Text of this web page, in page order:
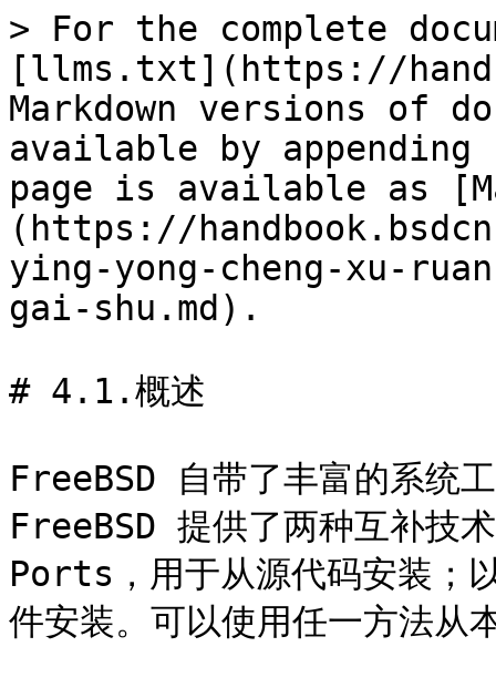
> For the complete
[llms.txt](https://
Markdown versions of
available by
page is available as
(https://
ying-yong-cheng-xu-
gai-shu.md).
# 4.1.概述
FreeBSD 自带了丰富的系统
FreeBSD 提供了两种互补技
Ports，用于从源代码安装；
件安装。可以使用任一方法从